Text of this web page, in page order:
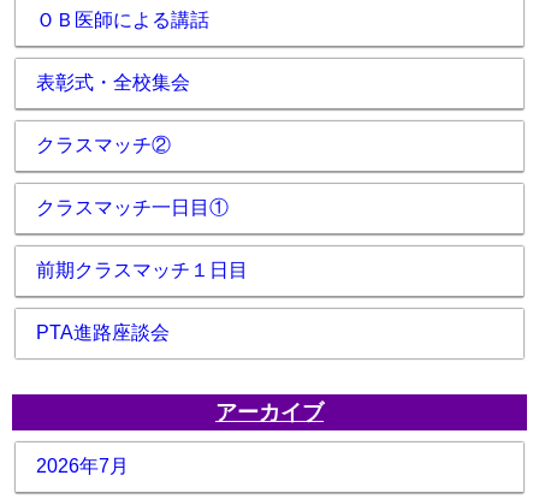
ＯＢ医師による講話
表彰式・全校集会
クラスマッチ②
クラスマッチ一日目①
前期クラスマッチ１日目
PTA進路座談会
アーカイブ
2026年7月